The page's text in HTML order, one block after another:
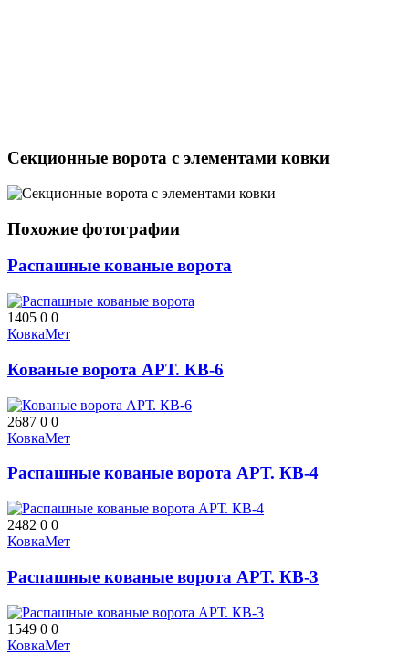
Секционные ворота с элементами ковки
Похожие фотографии
Распашные кованые ворота
1405 0 0
КовкаМет
Кованые ворота АРТ. КВ-6
2687 0 0
КовкаМет
Распашные кованые ворота АРТ. КВ-4
2482 0 0
КовкаМет
Распашные кованые ворота АРТ. КВ-3
1549 0 0
КовкаМет